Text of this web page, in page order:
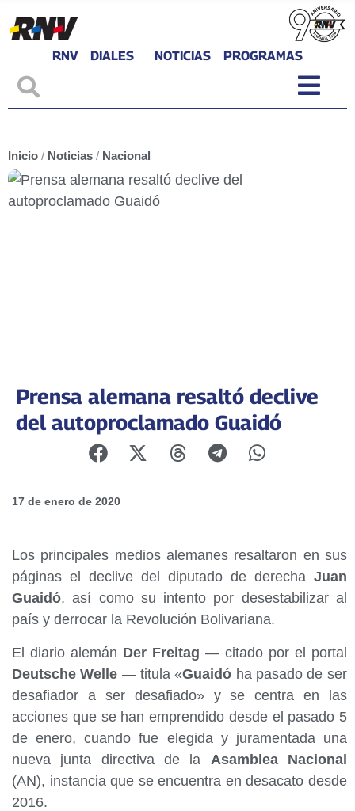
RNV DIALES NOTICIAS PROGRAMAS
Inicio / Noticias / Nacional
Prensa alemana resaltó declive
del autoproclamado Guaidó
17 de enero de 2020
Los principales medios alemanes resaltaron en sus
páginas el declive del diputado de derecha Juan
Guaidó, así como su intento por desestabilizar al
país y derrocar la Revolución Bolivariana.
El diario alemán Der Freitag — citado por el portal
Deutsche Welle — titula «Guaidó ha pasado de ser
desafiador a ser desafiado» y se centra en las
acciones que se han emprendido desde el pasado 5
de enero, cuando fue elegida y juramentada una
nueva junta directiva de la Asamblea Nacional
(AN), instancia que se encuentra en desacato desde
2016.